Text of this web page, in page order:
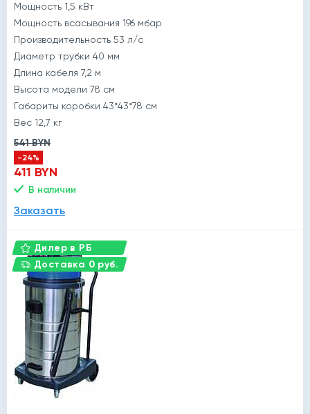
Мощность 1,5 кВт
Мощность всасывания 196 мбар
Производительность 53 л/с
Диаметр трубки 40 мм
Длина кабеля 7,2 м
Высота модели 78 см
Габариты коробки 43*43*78 см
Вес 12,7 кг
541 BYN
-24%
411 BYN
В наличии
Заказать
Дилер в РБ
Доставка 0 руб.